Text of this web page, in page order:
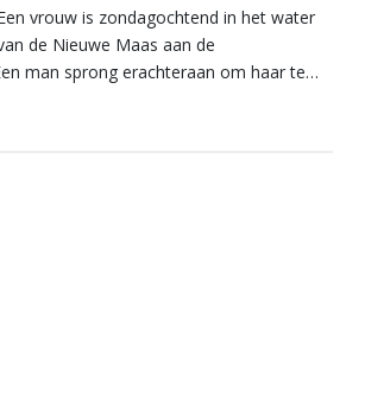
vrouw is zondagochtend in het water
de Nieuwe Maas aan de
man sprong erachteraan om haar te